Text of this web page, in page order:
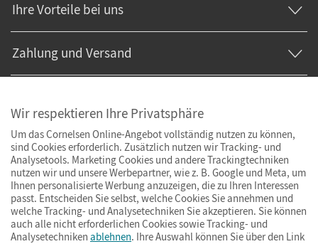
Ihre Vorteile bei uns
Zahlung und Versand
Wir respektieren Ihre Privatsphäre
Um das Cornelsen Online-Angebot vollständig nutzen zu können,
sind Cookies erforderlich. Zusätzlich nutzen wir Tracking- und
Analysetools. Marketing Cookies und andere Trackingtechniken
nutzen wir und unsere Werbepartner, wie z. B. Google und Meta, um
Ihnen personalisierte Werbung anzuzeigen, die zu Ihren Interessen
passt. Entscheiden Sie selbst, welche Cookies Sie annehmen und
welche Tracking- und Analysetechniken Sie akzeptieren. Sie können
auch alle nicht erforderlichen Cookies sowie Tracking- und
Analysetechniken ablehnen. Ihre Auswahl können Sie über den Link